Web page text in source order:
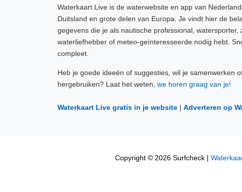
Waterkaart Live is de waterwebsite en app van
Duitsland en grote delen van Europa. Je vindt hier de
gegevens die je als nautische professional, watersporter,
waterliefhebber of meteo-geïnteresseerde nodig hebt.
compleet.
Heb je goede ideeën of suggesties, wil je samenwerken
hergebruiken? Laat het weten, we horen graag van je!
Waterkaart Live gratis in je website | Adverteren op
Copyright © 2026 Surfcheck |